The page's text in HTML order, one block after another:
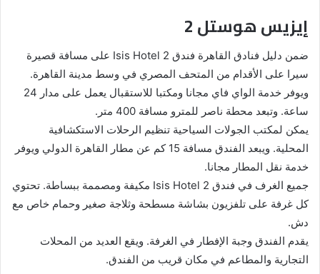
إيزيس هوستل 2
ضمن دليل فنادق القاهرة فندق Isis Hotel 2 على مسافة قصيرة
سيرا على الأقدام من المتحف المصري في وسط مدينة القاهرة.
ويوفر خدمة الواي فاي مجانا ومكتبا للاستقبال يعمل على مدار 24
ساعة. وتبعد محطة ناصر للمترو مسافة 400 متر.
يمكن لمكتب الجولات السياحية تنظيم الرحلات الاستكشافية
المحلية. ويبعد الفندق مسافة 15 كم عن مطار القاهرة الدولي ويوفر
خدمة نقل المطار مجانا.
جميع الغرف في فندق Isis Hotel 2 مكيفة ومصممة ببساطة. تحتوي
كل غرفة على تلفزيون بشاشة مسطحة وثلاجة صغير وحمام خاص مع
دش.
يقدم الفندق وجبة الإفطار في الغرفة. ويقع العديد من المحلات
التجارية والمطاعم في مكان قريب من الفندق.